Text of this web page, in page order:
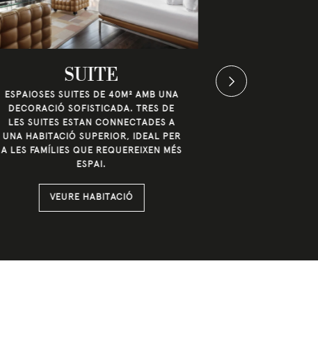
SUITE
ESPAIOSES SUITES DE 40M² AMB UNA
DECORACIÓ SOFISTICADA. TRES DE
LES SUITES ESTAN CONNECTADES A
UNA HABITACIÓ SUPERIOR, IDEAL PER
A LES FAMÍLIES QUE REQUEREIXEN MÉS
ESPAI.
VEURE HABITACIÓ